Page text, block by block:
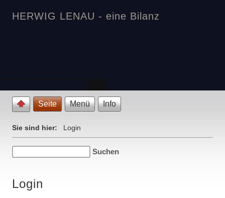
HERWIG LENAU - eine Bilanz
Seite Menü Info
Sie sind hier: Login
Login